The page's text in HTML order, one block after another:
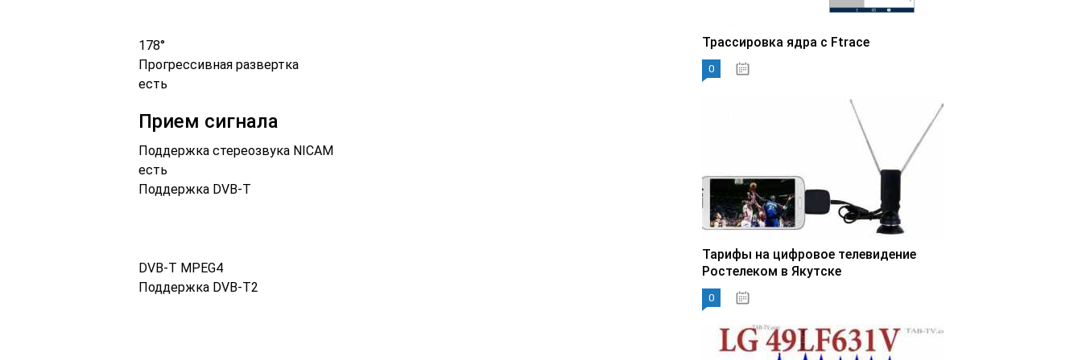
178°
Прогрессивная развертка
есть
Прием сигнала
Поддержка стереозвука NICAM
есть
Поддержка DVB-T
DVB-T MPEG4
Поддержка DVB-T2
Трассировка ядра с Ftrace
0
Тарифы на цифровое телевидение
Ростелеком в Якутске
0